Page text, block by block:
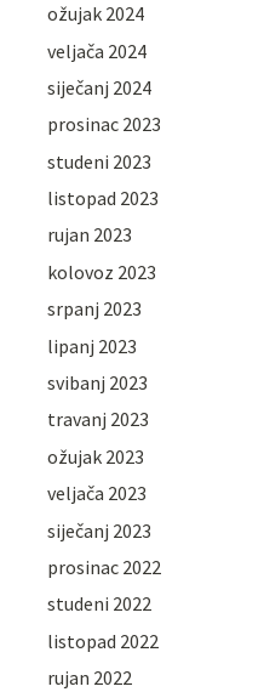
ožujak 2024
veljača 2024
siječanj 2024
prosinac 2023
studeni 2023
listopad 2023
rujan 2023
kolovoz 2023
srpanj 2023
lipanj 2023
svibanj 2023
travanj 2023
ožujak 2023
veljača 2023
siječanj 2023
prosinac 2022
studeni 2022
listopad 2022
rujan 2022